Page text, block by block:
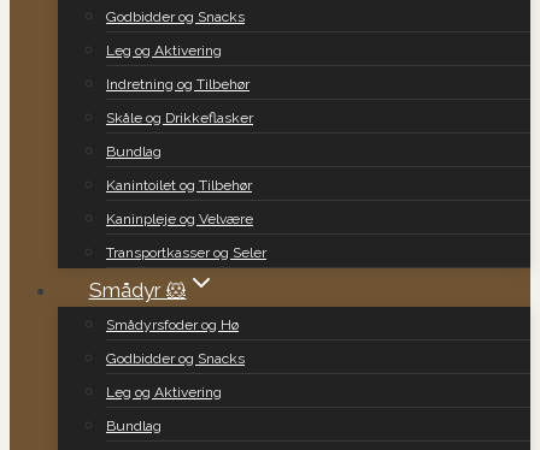
Godbidder og Snacks
Leg og Aktivering
Indretning og Tilbehør
Skåle og Drikkeflasker
Bundlag
Kanintoilet og Tilbehør
Kaninpleje og Velvære
Transportkasser og Seler
Smådyr 🐹
Smådyrsfoder og Hø
Godbidder og Snacks
Leg og Aktivering
Bundlag